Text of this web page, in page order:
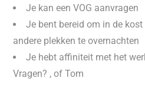
Je kan een VOG aanvragen
Je bent bereid om in de
andere plekken te overnachten
Je hebt affiniteit met het
Vragen? , of Tom